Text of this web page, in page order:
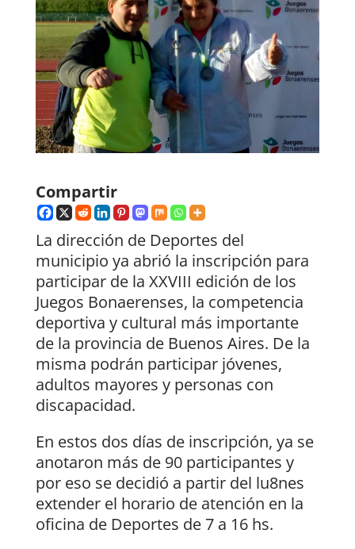
Compartir
La dirección de Deportes del
municipio ya abrió la inscripción para
participar de la XXVIII edición de los
Juegos Bonaerenses, la competencia
deportiva y cultural más importante
de la provincia de Buenos Aires. De la
misma podrán participar jóvenes,
adultos mayores y personas con
discapacidad.
En estos dos días de inscripción, ya se
anotaron más de 90 participantes y
por eso se decidió a partir del lu8nes
extender el horario de atención en la
oficina de Deportes de 7 a 16 hs.